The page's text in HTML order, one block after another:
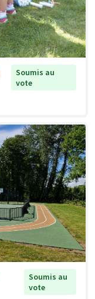
Soumis au
vote
Soumis au
vote